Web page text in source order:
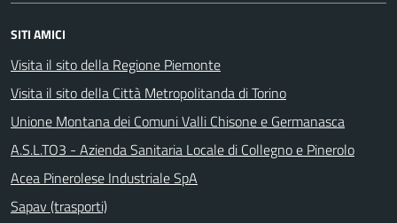
SITI AMICI
Visita il sito della Regione Piemonte
Visita il sito della Città Metropolitanda di Torino
Unione Montana dei Comuni Valli Chisone e Germanasca
A.S.L.TO3 - Azienda Sanitaria Locale di Collegno e Pinerolo
Acea Pinerolese Industriale SpA
Sapav (trasporti)